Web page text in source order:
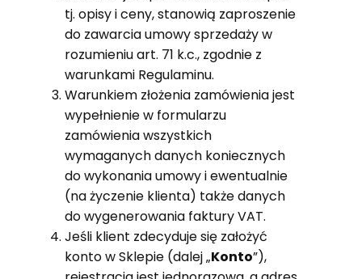
tj. opisy i ceny, stanowią zaproszenie
do zawarcia umowy sprzedaży w
rozumieniu art. 71 k.c., zgodnie z
warunkami Regulaminu.
Warunkiem złożenia zamówienia jest
wypełnienie w formularzu
zamówienia wszystkich
wymaganych danych koniecznych
do wykonania umowy i ewentualnie
(na życzenie klienta) także danych
do wygenerowania faktury VAT.
Jeśli klient zdecyduje się założyć
konto w Sklepie (dalej „Konto”),